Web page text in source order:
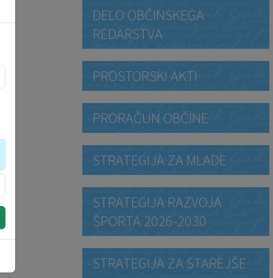
DELO OBČINSKEGA
REDARSTVA
PROSTORSKI AKTI
PRORAČUN OBČINE
STRATEGIJA ZA MLADE
STRATEGIJA RAZVOJA
ŠPORTA 2026-2030
STRATEGIJA ZA STAREJŠE